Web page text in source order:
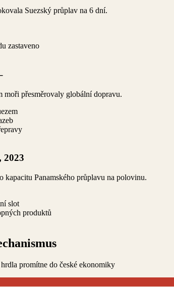
Suezský průplav na 6 dní.
zastaveno
moři přesměrovaly globální dopravu.
2023
kapacitu Panamského průplavu na polovinu.
slot
produktů
promítne do české ekonomiky